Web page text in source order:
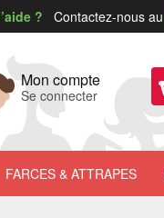
? Contactez-nous au
Mon compte
Se connecter
FARCES & ATTRAPES